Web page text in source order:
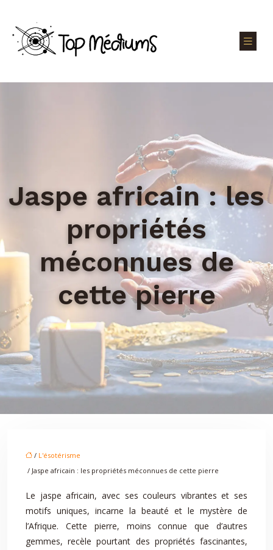
Jaspe africain : les
propriétés
méconnues de
cette pierre
/ L'ésotérisme
/ Jaspe africain : les propriétés méconnues de cette pierre
Le jaspe africain, avec ses couleurs vibrantes et ses
motifs uniques, incarne la beauté et le mystère de
l’Afrique. Cette pierre, moins connue que d’autres
gemmes, recèle pourtant des propriétés fascinantes,